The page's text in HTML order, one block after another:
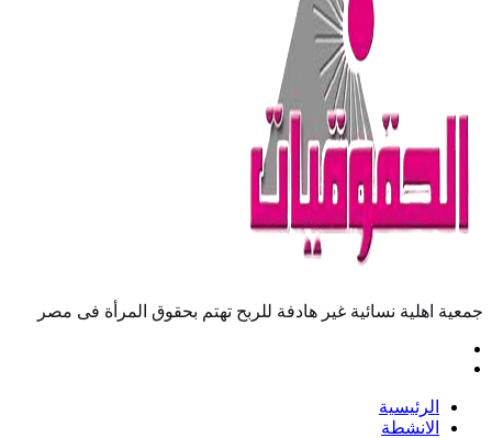
جمعية اهلية نسائية غير هادفة للربح تهتم بحقوق المرأة فى مصر
الرئيسية
الانشطة